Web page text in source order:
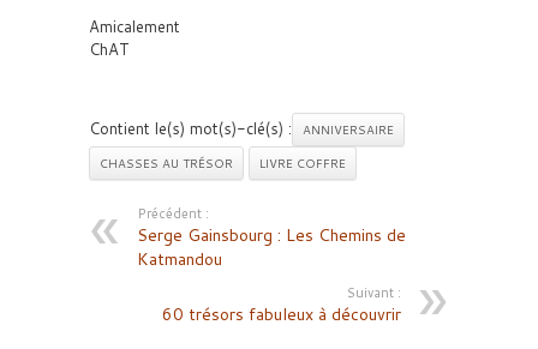
Amicalement
ChAT
Contient le(s) mot(s)-clé(s) :
ANNIVERSAIRE
CHASSES AU TRÉSOR
LIVRE COFFRE
Précédent :
Serge Gainsbourg : Les Chemins de
Katmandou
Suivant :
60 trésors fabuleux à découvrir